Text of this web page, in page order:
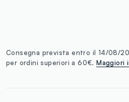
Consegna prevista entro il 14/08/
per ordini superiori a 60€.Maggiori